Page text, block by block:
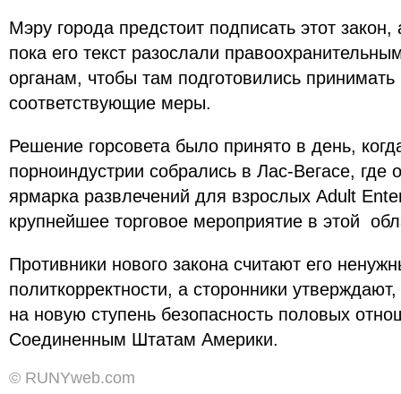
Мэру города предстоит подписать этот закон,
пока его текст разослали
органам, чтобы там подготовились принимать
соответствующие меры.
Решение горсовета было принято в день,
порноиндустрии собрались в Лас-Вегасе, где
ярмарка развлечений для взрослых Adult
крупнейшее торговое мероприятие в этой
Противники нового закона считают его
политкорректности, а сторонники
на новую ступень безопасность половых
Соединенным Штатам Америки.
© RUNYweb.com